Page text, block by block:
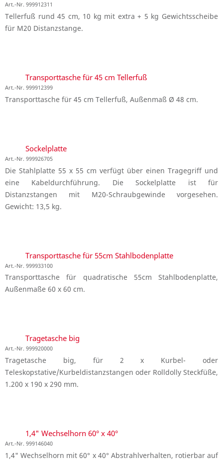
Art.-Nr. 999912311
Tellerfuß rund 45 cm, 10 kg mit extra + 5 kg Gewichtsscheibe
für M20 Distanzstange.
Transporttasche für 45 cm Tellerfuß
Art.-Nr. 999912399
Transporttasche für 45 cm Tellerfuß, Außenmaß Ø 48 cm.
Sockelplatte
Art.-Nr. 999926705
Die Stahlplatte 55 x 55 cm verfügt über einen Tragegriff und
eine Kabeldurchführung. Die Sockelplatte ist für
Distanzstangen mit M20-Schraubgewinde vorgesehen.
Gewicht: 13,5 kg.
Transporttasche für 55cm Stahlbodenplatte
Art.-Nr. 999933100
Transporttasche für quadratische 55cm Stahlbodenplatte,
Außenmaße 60 x 60 cm.
Tragetasche big
Art.-Nr. 999920000
Tragetasche big, für 2 x Kurbel- oder
Teleskopstative/Kurbeldistanzstangen oder Rolldolly Steckfüße,
1.200 x 190 x 290 mm.
1,4" Wechselhorn 60° x 40°
Art.-Nr. 999146040
1,4" Wechselhorn mit 60° x 40° Abstrahlverhalten, rotierbar auf